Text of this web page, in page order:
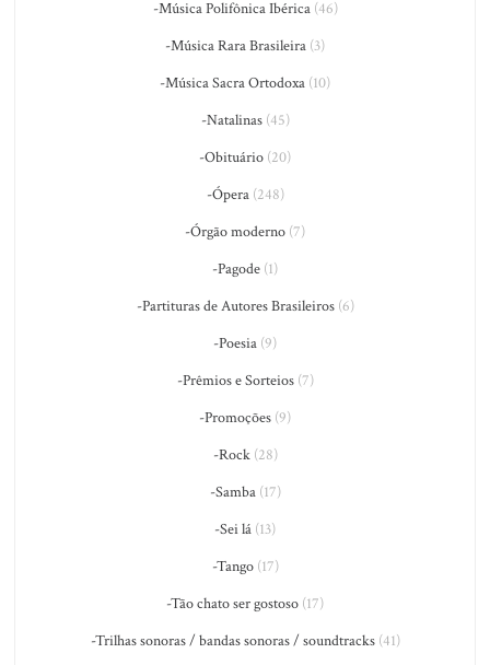
-Música Polifônica Ibérica(46)
-Música Rara Brasileira (3)
-Música Sacra Ortodoxa (10)
-Natalinas(45)
-Obituário (20)
-Ópera(248)
-Órgão moderno (7)
-Pagode (1)
-Partituras de Autores Brasileiros(6)
-Poesia (9)
-Prêmios e Sorteios(7)
-Promoções (9)
-Rock(28)
-Samba(17)
-Sei lá (13)
-Tango(17)
-Tão chato ser gostoso (17)
-Trilhas sonoras / bandas sonoras / soundtracks(41)